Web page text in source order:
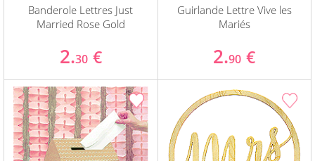
Banderole Lettres Just
Married Rose Gold
2.30 €
Guirlande Lettre Vive les
Mariés
2.90 €